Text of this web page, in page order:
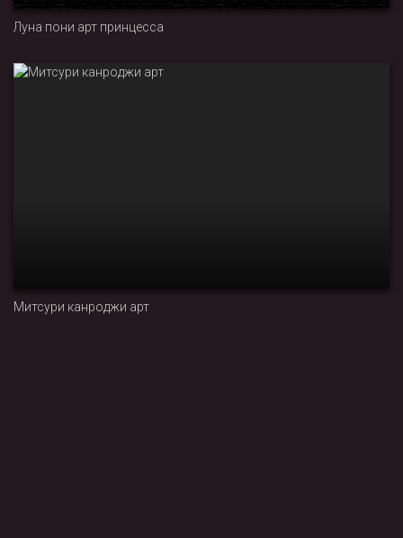
Луна пони арт принцесса
Митсури канроджи арт